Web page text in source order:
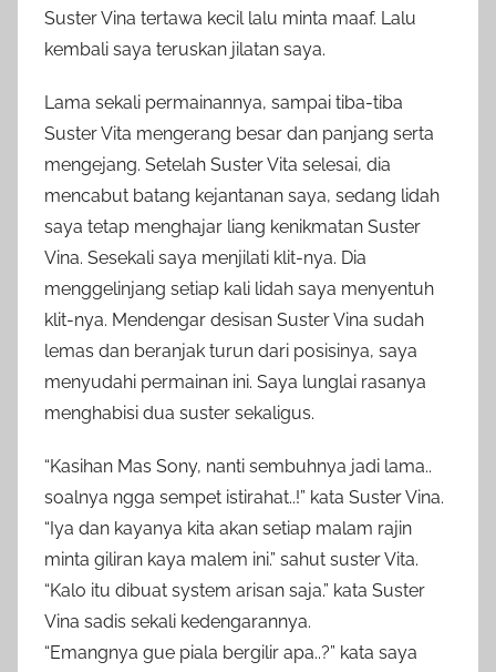
Suster Vina tertawa kecil lalu minta maaf. Lalu
kembali saya teruskan jilatan saya.
Lama sekali permainannya, sampai tiba-tiba
Suster Vita mengerang besar dan panjang serta
mengejang. Setelah Suster Vita selesai, dia
mencabut batang kejantanan saya, sedang lidah
saya tetap menghajar liang kenikmatan Suster
Vina. Sesekali saya menjilati klit-nya. Dia
menggelinjang setiap kali lidah saya menyentuh
klit-nya. Mendengar desisan Suster Vina sudah
lemas dan beranjak turun dari posisinya, saya
menyudahi permainan ini. Saya lunglai rasanya
menghabisi dua suster sekaligus.
“Kasihan Mas Sony, nanti sembuhnya jadi lama..
soalnya ngga sempet istirahat..!” kata Suster Vina.
“Iya dan kayanya kita akan setiap malam rajin
minta giliran kaya malem ini.” sahut suster Vita.
“Kalo itu dibuat system arisan saja.” kata Suster
Vina sadis sekali kedengarannya.
“Emangnya gue piala bergilir apa..?” kata saya